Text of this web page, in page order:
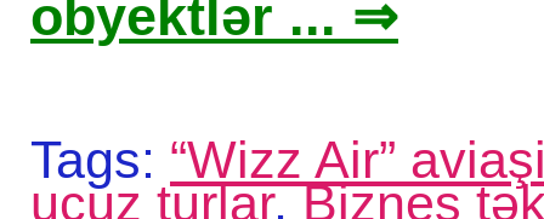
obyektlər ... ⇒
Tags: “Wizz Air”
ucuz turlar,Biznes